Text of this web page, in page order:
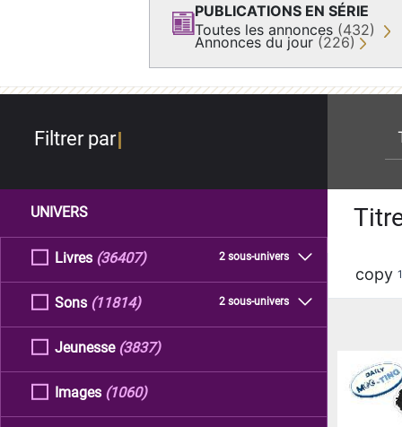
PUBLICATIONS EN SÉRIE
Toutes les annonces (432)
Annonces du jour (226)
Filtrer par
UNIVERS
Livres 2 sous-univers
(36407)
Sons 2 sous-univers
(11814)
Jeunesse (3837)
Images (1060)
copy